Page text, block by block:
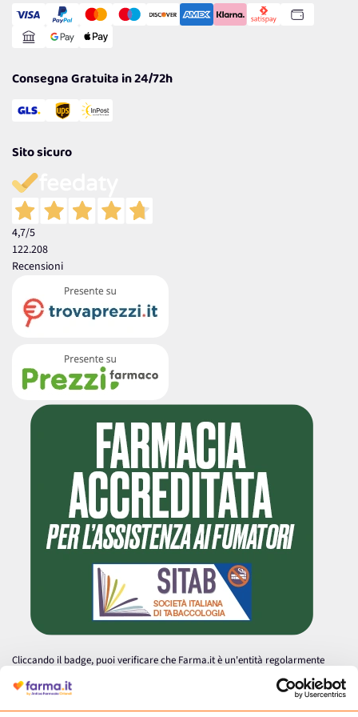
Gestisci Cookie
Reso Facile e Veloce
Consegna Gratuita in 24/72h
Sito sicuro
4,7/5
122.208
Recensioni
Cliccando il badge, puoi verificare che Farma.it è un'entità regolarmente
autorizzata dal Ministero della Salute a effettuare la vendita online di
medicinali.